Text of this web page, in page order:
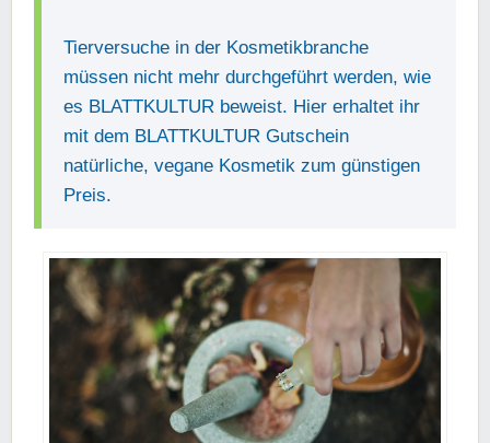
Tierversuche in der Kosmetikbranche
müssen nicht mehr durchgeführt werden, wie
es BLATTKULTUR beweist. Hier erhaltet ihr
mit dem BLATTKULTUR Gutschein
natürliche, vegane Kosmetik zum günstigen
Preis.